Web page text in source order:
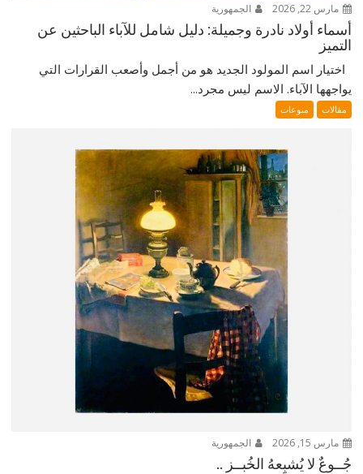
مارس 22, 2026 الجمهورية
أسماء أولاد نادرة وجميلة: دليل شامل للآباء الباحثين عن
التميز
اختيار اسم المولود الجديد هو من أجمل وأصعب القرارات التي
يواجهها الآباء. الاسم ليس مجرد...
مقالات منوعات
مارس 15, 2026 الجمهورية
جُــوعٌ لا يُشبِعهُ الخُبــز ..